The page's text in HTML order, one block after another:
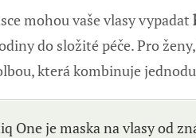
mohou vaše vlasy vypadat
do složité péče. Pro
která kombinuje
One je maska na vlasy od